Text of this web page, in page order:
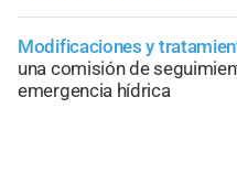
Modificaciones y
una comisión de
emergencia hídrica